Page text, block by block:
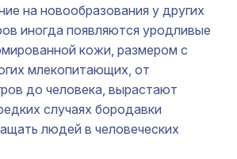
на новообразования у других
иногда появляются уродливые
кожи, размером с
млекопитающих, от
до человека, вырастают
случаях бородавки
людей в человеческих